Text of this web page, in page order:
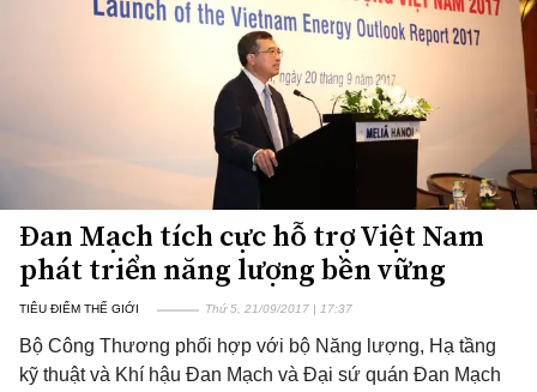
Đan Mạch tích cực hỗ trợ Việt Nam
phát triển năng lượng bền vững
TIÊU ĐIỂM THẾ GIỚI Thứ 5, 21/09/2017 | 17:37
Bộ Công Thương phối hợp với bộ Năng lượng, Hạ tầng
kỹ thuật và Khí hậu Đan Mạch và Đại sứ quán Đan Mạch